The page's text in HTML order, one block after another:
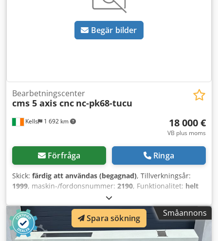
Begär bilder
Kells 1 692 km
Bearbetningscenter
cms 5 axis cnc nc-pk68-tucu
18 000 €
VB plus moms
Förfråga Ringa
Skick: färdig att användas (begagnad), Tillverkningsår:
1999, maskin-/fordonsnummer: 2190, Funktionalitet: helt
3 500 h
många applikationer, med ny pekskärmsinställning och
anpassad för ny luftkyld spindel, verktygsväxlare och
Renishaw möjlig. Dksdpfx Akezhaqceqjr
Småannons
Spara sökning